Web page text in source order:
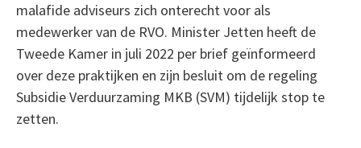
malafide adviseurs zich onterecht voor als
medewerker van de RVO. Minister Jetten heeft de
Tweede Kamer in juli 2022 per brief geïnformeerd
over deze praktijken en zijn besluit om de regeling
Subsidie Verduurzaming MKB (SVM) tijdelijk stop te
zetten.